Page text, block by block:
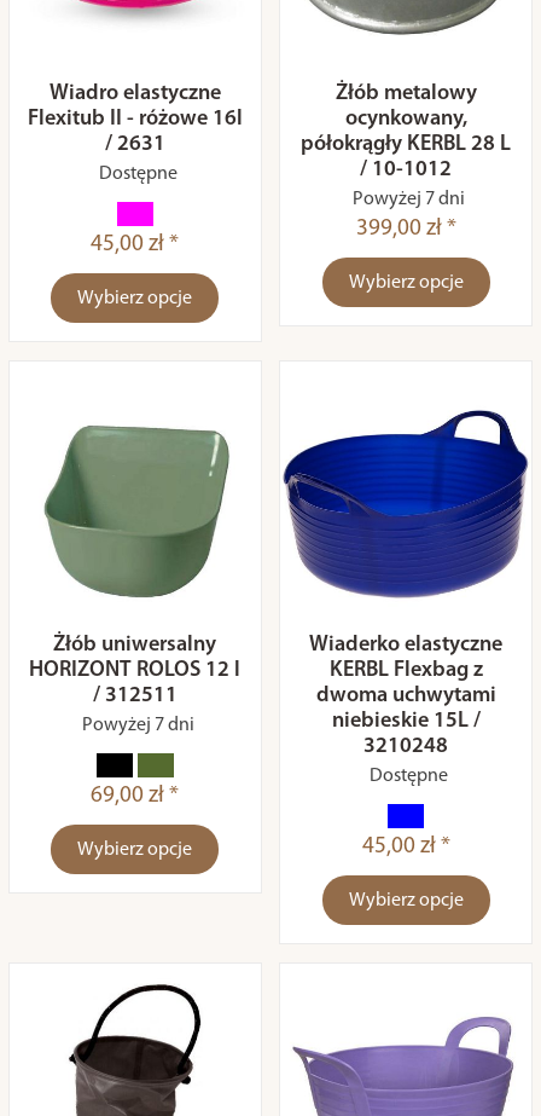
Wiadro elastyczne
Flexitub II - różowe 16l
/ 2631
Dostępne
45,00 zł *
Wybierz opcje
Żłób metalowy
ocynkowany,
półokrągły KERBL 28 L
/ 10-1012
Powyżej 7 dni
399,00 zł *
Wybierz opcje
Żłób uniwersalny
HORIZONT ROLOS 12 l
/ 312511
Powyżej 7 dni
69,00 zł *
Wybierz opcje
Wiaderko elastyczne
KERBL Flexbag z
dwoma uchwytami
niebieskie 15L /
3210248
Dostępne
45,00 zł *
Wybierz opcje